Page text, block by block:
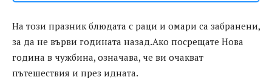
На този празник блюдата с раци и омари са забранени,
за да не върви годината назад.Ако посрещате Нова
година в чужбина, означава, че ви очакват
пътешествия и през идната.